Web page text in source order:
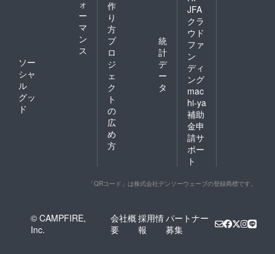
ォ
ー
マ
ン
ス
ソー
シャ
ル
グッ
ド
作
り
方
プ
ロ
ジ
ェ
ク
ト
の
広
め
方
統
計
デ
ー
タ
JFA
クラ
ウド
ファ
ン
ディ
ング
mac
hi-ya
補助
金申
請サ
ポー
ト
「QRコード」は株式会社デンソーウェーブの登録商標です。
© CAMPFIRE,
Inc.
会社概
要
採用情
報
パートナー
募集